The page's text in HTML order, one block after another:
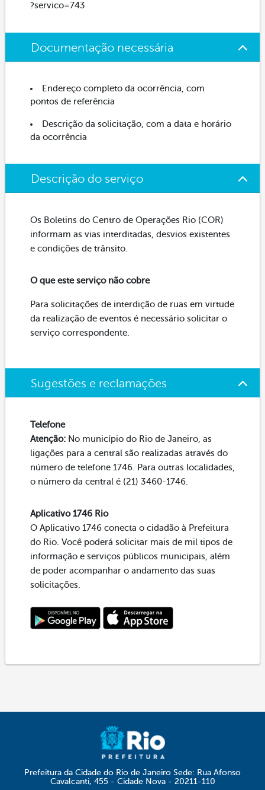
?servico=743
Documentação necessária
Endereço completo da ocorrência, com
pontos de referência
Descrição da solicitação, com a data e horário
da ocorrência
Descrição do serviço
Os Boletins do Centro de Operações Rio (COR)
informam as vias interditadas, desvios existentes
e condições de trânsito.
O que este serviço não cobre
Para solicitações de interdição de ruas em virtude
da realização de eventos é necessário solicitar o
serviço correspondente.
Sugestões e reclamações
Telefone
Atenção: No município do Rio de Janeiro, as
ligações para a central são realizadas através do
número de telefone 1746. Para outras localidades,
o número da central é (21) 3460-1746.
Aplicativo 1746 Rio
O Aplicativo 1746 conecta o cidadão à Prefeitura
do Rio. Você poderá solicitar mais de mil tipos de
informação e serviços públicos municipais, além
de poder acompanhar o andamento das suas
solicitações.
Prefeitura da Cidade do Rio de Janeiro Sede: Rua Afonso
Cavalcanti, 455 - Cidade Nova - 20211-110